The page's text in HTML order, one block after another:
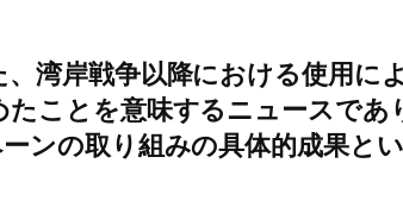
湾岸戦争以降における使用に
ことを意味するニュースであ
ンの取り組みの具体的成果と